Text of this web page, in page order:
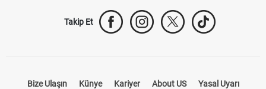
Takip Et
Bize Ulaşın Künye Kariyer About US Yasal Uyarı